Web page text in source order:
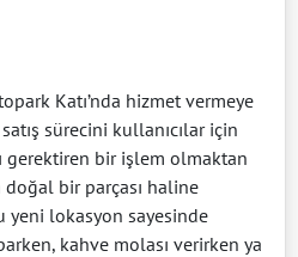
Katı’nda hizmet vermeye
sürecini kullanıcılar için
gerektiren bir işlem olmaktan
doğal bir parçası haline
yeni lokasyon sayesinde
kahve molası verirken ya